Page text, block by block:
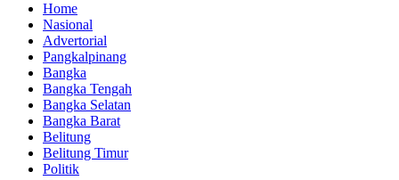
Home
Nasional
Advertorial
Pangkalpinang
Bangka
Bangka Tengah
Bangka Selatan
Bangka Barat
Belitung
Belitung Timur
Politik